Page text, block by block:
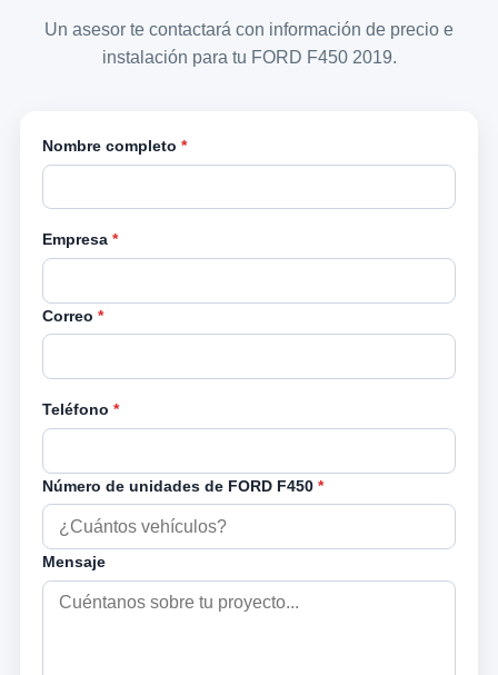
Un asesor te contactará con información de precio e
instalación para tu FORD F450 2019.
Nombre completo *
Empresa *
Correo *
Teléfono *
Número de unidades de FORD F450 *
Mensaje